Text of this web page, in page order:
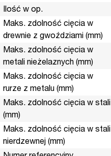
Ilość w op.
Maks. zdolność cięcia w
drewnie z gwoździami (mm)
Maks. zdolność cięcia w
metali nieżelaznych (mm)
Maks. zdolność cięcia w
rurze z metalu (mm)
Maks. zdolność cięcia w stali
(mm)
Maks. zdolność cięcia w stali
nierdzewnej (mm)